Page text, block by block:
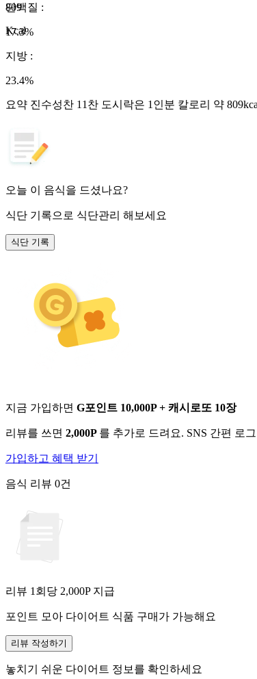
809
Kcal
단백질 :
17.3%
지방 :
23.4%
요약 진수성찬 11찬 도시락은 1인분 칼로리 약
오늘 이 음식을 드셨나요?
식단 기록으로 식단관리 해보세요
식단 기록
지금 가입하면 G포인트 10,000P + 캐시로또 10장
리뷰를 쓰면 2,000P 를 추가로 드려요. SNS 간편 로
가입하고 혜택 받기
음식 리뷰 0건
리뷰 1회당 2,000P 지급
포인트 모아 다이어트 식품 구매가 가능해요
리뷰 작성하기
놓치기 쉬운 다이어트 정보를 확인하세요